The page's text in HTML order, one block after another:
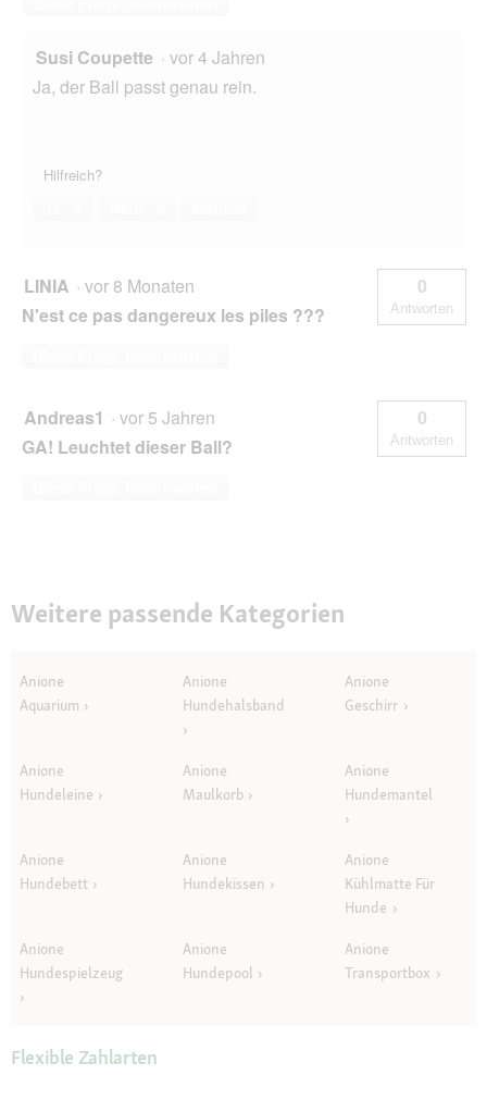
Susi Coupette · vor 4 Jahren
Ja, der Ball passt genau rein.
Hilfreich?
LINIA · vor 8 Monaten
N'est ce pas dangereux les piles ???
0
Antworten
Andreas1 · vor 5 Jahren
GA! Leuchtet dieser Ball?
0
Antworten
Weitere passende Kategorien
Anione
Aquarium
Anione
Hundehalsband
Anione
Geschirr
Anione
Hundeleine
Anione
Maulkorb
Anione
Hundemantel
Anione
Hundebett
Anione
Hundekissen
Anione
Kühlmatte Für
Hunde
Anione
Hundespielzeug
Anione
Hundepool
Anione
Transportbox
Flexible Zahlarten